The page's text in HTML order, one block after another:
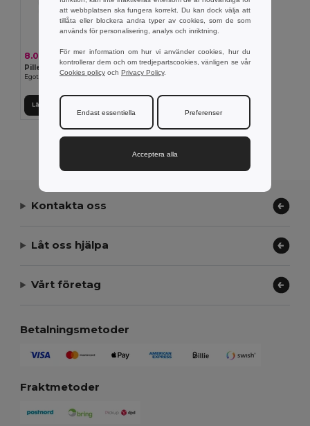
8.08 kr
Pillerbox med 7 avdelare
Egotier 94305
Lägg till i Varukorgen
Visar Alla Produkter.
Kontakta oss
Låt oss hjälpa
Vårt företag
Betalningsmetoder
Fraktmetoder
att webbplatsen ska fungera korrekt. Du kan dock välja att
tillåta eller blockera andra typer av cookies, som de som
används för personalisering, analys och inriktning.
För mer information om hur vi använder cookies, hur du
kontrollerar dem och om tredjepartscookies, vänligen se vår
Cookies policy och Privacy Policy.
Endast essentiella Preferenser
Acceptera alla